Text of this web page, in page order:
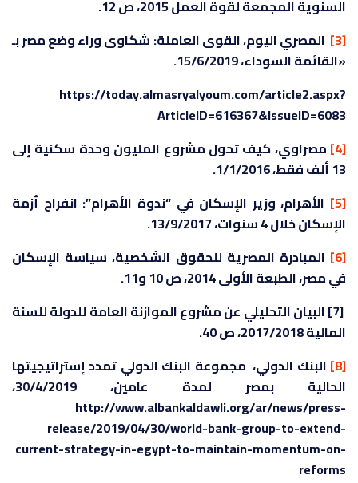
السنوية المجمعة لقوة العمل 2015، ص 12.
[3]
المصري اليوم، القوى العاملة: شكاوى وراء وضع مصر بـ
«القائمة السوداء، 15/6/2019.
https://today.almasryalyoum.com/article2.aspx?
ArticleID=616367&IssueID=6083
[4]
مصراوي، كيف تحول مشروع المليون وحدة سكنية إلى
13 ألف فقط، 1/1/2016.
[5]
الأهرام، وزير الإسكان في “ندوة الأهرام”: انفراج أزمة
الإسكان خلال 4 سنوات، 13/9/2017.
[6]
المبادرة المصرية للحقوق الشخصية، سياسة الإسكان
في مصر، الطبعة الأولى 2014، ص 10 و11.
[7] البيان التحليلي عن مشروع الموازنة العامة للدولة للسنة
المالية 2017/2018، ص 40.
[8]
البنك الدولي، مجموعة البنك الدولي تمدد إستراتيجيتها
الحالية بمصر لمدة عامين، 30/4/2019،
http://www.albankaldawli.org/ar/news/press-
release/2019/04/30/world-bank-group-to-extend-
current-strategy-in-egypt-to-maintain-momentum-on-
reforms